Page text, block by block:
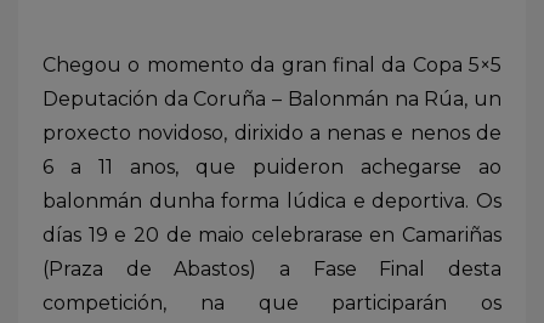
Chegou o momento da gran final da Copa 5×5
Deputación da Coruña – Balonmán na Rúa, un
proxecto novidoso, dirixido a nenas e nenos de
6 a 11 anos, que puideron achegarse ao
balonmán dunha forma lúdica e deportiva. Os
días 19 e 20 de maio celebrarase en Camariñas
(Praza de Abastos) a Fase Final desta
competición, na que participarán os